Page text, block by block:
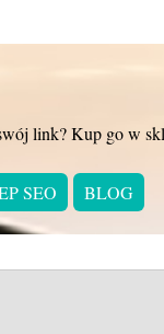
link? Kup go w
SEO BLOG